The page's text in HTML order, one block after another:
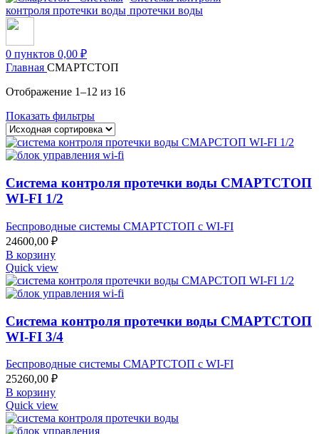
0 пунктов 0,00 ₽
Главная СМАРТСТОП
Отображение 1–12 из 16
Показать фильтры
Система контроля протечки воды СМАРТСТОП
WI-FI 1/2
Беспроводные системы СМАРТСТОП с WI-FI
24600,00 ₽
В корзину
Quick view
Система контроля протечки воды СМАРТСТОП
WI-FI 3/4
Беспроводные системы СМАРТСТОП с WI-FI
25260,00 ₽
В корзину
Quick view